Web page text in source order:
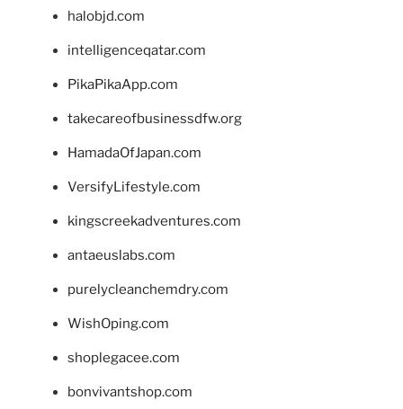
halobjd.com
intelligenceqatar.com
PikaPikaApp.com
takecareofbusinessdfw.org
HamadaOfJapan.com
VersifyLifestyle.com
kingscreekadventures.com
antaeuslabs.com
purelycleanchemdry.com
WishOping.com
shoplegacee.com
bonvivantshop.com